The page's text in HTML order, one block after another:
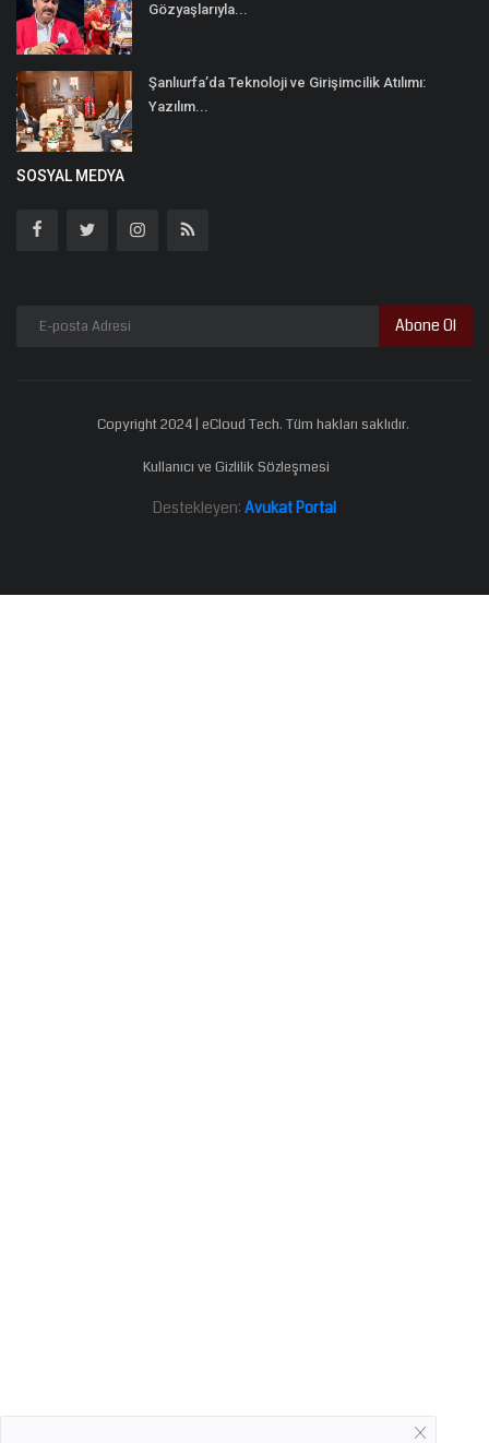
Gözyaşlarıyla...
Şanlıurfa’da Teknoloji ve Girişimcilik Atılımı:
Yazılım...
SOSYAL MEDYA
Abone Ol
Copyright 2024 | eCloud Tech. Tüm hakları saklıdır.
Kullanıcı ve Gizlilik Sözleşmesi
Destekleyen: Avukat Portal